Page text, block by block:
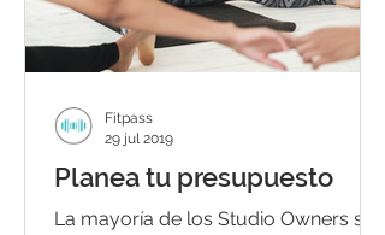
Planea tu presupuesto
La mayoría de los Studio Owners se
Fitpass
29 jul 2019